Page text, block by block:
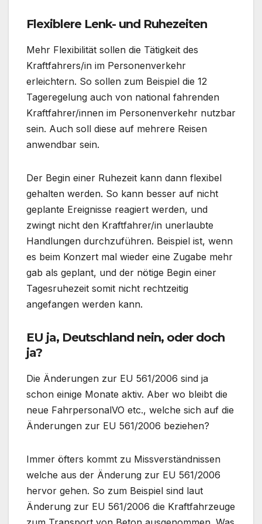
Flexiblere Lenk- und Ruhezeiten
Mehr Flexibilität sollen die Tätigkeit des
Kraftfahrers/in im Personenverkehr
erleichtern. So sollen zum Beispiel die 12
Tageregelung auch von national fahrenden
Kraftfahrer/innen im Personenverkehr nutzbar
sein. Auch soll diese auf mehrere Reisen
anwendbar sein.
Der Begin einer Ruhezeit kann dann flexibel
gehalten werden. So kann besser auf nicht
geplante Ereignisse reagiert werden, und
zwingt nicht den Kraftfahrer/in unerlaubte
Handlungen durchzuführen. Beispiel ist, wenn
es beim Konzert mal wieder eine Zugabe mehr
gab als geplant, und der nötige Begin einer
Tagesruhezeit somit nicht rechtzeitig
angefangen werden kann.
EU ja, Deutschland nein, oder doch
ja?
Die Änderungen zur EU 561/2006 sind ja
schon einige Monate aktiv. Aber wo bleibt die
neue FahrpersonalVO etc., welche sich auf die
Änderungen zur EU 561/2006 beziehen?
Immer öfters kommt zu Missverständnissen
welche aus der Änderung zur EU 561/2006
hervor gehen. So zum Beispiel sind laut
Änderung zur EU 561/2006 die Kraftfahrzeuge